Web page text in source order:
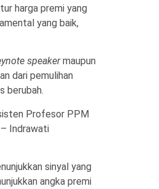
harga premi yang
yang baik,
speakermaupun
dari pemulihan
berubah.
Profesor PPM
Indrawati
sinyal yang
angka premi